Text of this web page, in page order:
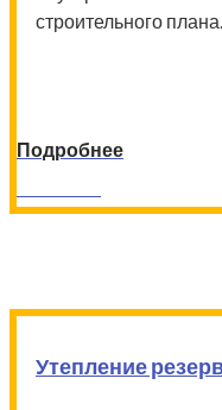
строительного
Подробнее
Утепление